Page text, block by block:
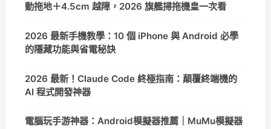
動拖地＋4.5cm 越障，2026 旗艦掃拖機皇一次看
2026 最新手機教學：10 個 iPhone 與 Android 必學
的隱藏功能與省電秘訣
2026 最新！Claude Code 終極指南：顛覆終端機的
AI 程式開發神器
電腦玩手游神器：Android模擬器推薦｜MuMu模擬器